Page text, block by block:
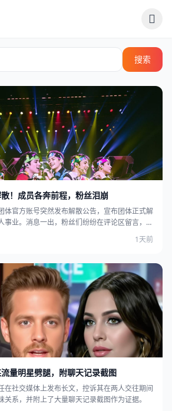
搜索
！成员各奔前程，粉丝泪崩
体官方账号突然发布解散公告，宣布团体正式解
事业。消息一出，粉丝们纷纷在评论区留言，场
1天前
量明星劈腿，附聊天记录截图
在社交媒体上发布长文，控诉其在两人交往期间
关系，并附上了大量聊天记录截图作为证据。